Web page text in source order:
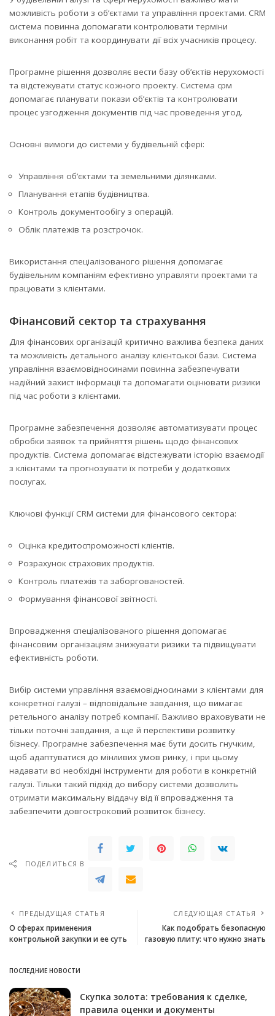
можливість роботи з об’єктами та управління проектами. CRM
система повинна допомагати контролювати терміни
виконання робіт та координувати дії всіх учасників процесу.
Програмне рішення дозволяє вести базу об’єктів нерухомості
та відстежувати статус кожного проекту. Система срм
допомагає планувати покази об’єктів та контролювати
процес узгодження документів під час проведення угод.
Основні вимоги до системи у будівельній сфері:
Управління об’єктами та земельними ділянками.
Планування етапів будівництва.
Контроль документообігу з операцій.
Облік платежів та розстрочок.
Використання спеціалізованого рішення допомагає
будівельним компаніям ефективно управляти проектами та
працювати з клієнтами.
Фінансовий сектор та страхування
Для фінансових організацій критично важлива безпека даних
та можливість детального аналізу клієнтської бази. Система
управління взаємовідносинами повинна забезпечувати
надійний захист інформації та допомагати оцінювати ризики
під час роботи з клієнтами.
Програмне забезпечення дозволяє автоматизувати процес
обробки заявок та прийняття рішень щодо фінансових
продуктів. Система допомагає відстежувати історію взаємодії
з клієнтами та прогнозувати їх потреби у додаткових
послугах.
Ключові функції CRM системи для фінансового сектора:
Оцінка кредитоспроможності клієнтів.
Розрахунок страхових продуктів.
Контроль платежів та заборгованостей.
Формування фінансової звітності.
Впровадження спеціалізованого рішення допомагає
фінансовим організаціям знижувати ризики та підвищувати
ефективність роботи.
Вибір системи управління взаємовідносинами з клієнтами для
конкретної галузі – відповідальне завдання, що вимагає
ретельного аналізу потреб компанії. Важливо враховувати не
тільки поточні завдання, а ще й перспективи розвитку
бізнесу. Програмне забезпечення має бути досить гнучким,
щоб адаптуватися до мінливих умов ринку, і при цьому
надавати всі необхідні інструменти для роботи в конкретній
галузі. Тільки такий підхід до вибору системи дозволить
отримати максимальну віддачу від її впровадження та
забезпечити довгостроковий розвиток бізнесу.
ПОДЕЛИТЬСЯ В
ПРЕДЫДУЩАЯ СТАТЬЯ
О сферах применения
контрольной закупки и ее суть
СЛЕДУЮЩАЯ СТАТЬЯ
Как подобрать безопасную
газовую плиту: что нужно знать
ПОСЛЕДНИЕ НОВОСТИ
Скупка золота: требования к сделке,
правила оценки и документы